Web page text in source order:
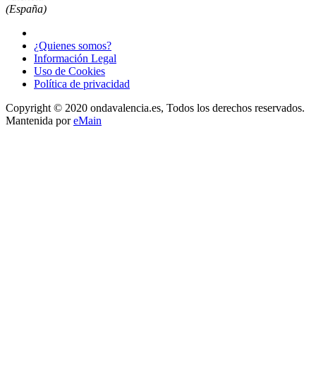
(España)
¿Quienes somos?
Información Legal
Uso de Cookies
Política de privacidad
Copyright © 2020 ondavalencia.es, Todos los derechos reservados.
Mantenida poreMain